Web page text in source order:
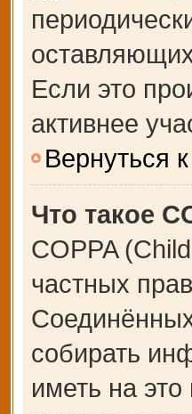
Если это
активнее
Вернуться
Что такое
COPPA
частных
собирать
иметь на